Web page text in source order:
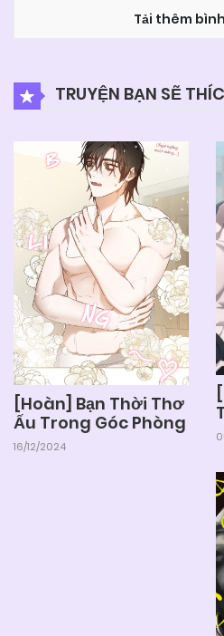
Tải thêm
TRUYỆN BẠN SẼ
[Hoàn] Bạn Thời Thơ
Ấu Trong Góc Phòng
16/12/2024